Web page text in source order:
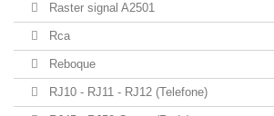
Raster signal A2501
Rca
Reboque
RJ10 - RJ11 - RJ12 (Telefone)